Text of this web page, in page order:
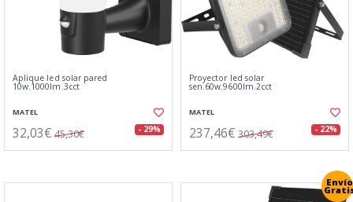
Aplique led solar pared
10w.1000lm.3cct
MATEL
32,03€ 45,30€ - 29%
Proyector led solar
sen.60w.9600lm.2cct
MATEL
237,46€ 303,49€ - 22%
Envío